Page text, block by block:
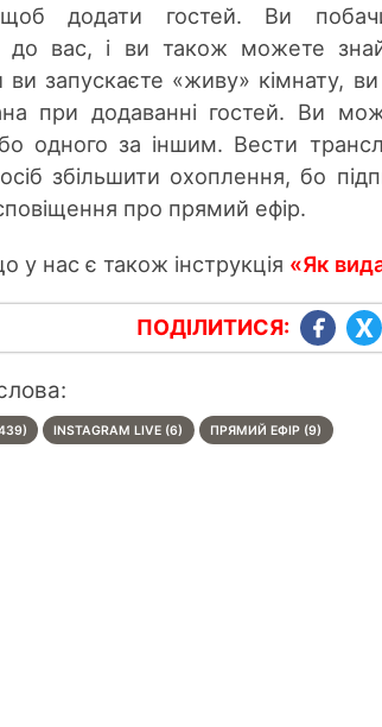
щоб додати гостей. Ви
до вас, і ви також можете
запускаєте «живу» кімнату,
при додаванні гостей. Ви
одного за іншим. Вести
збільшити охоплення, бо
про прямий ефір.
у нас є також інструкція «Як
ПОДІЛИТИСЯ:
INSTAGRAM LIVE (6) ПРЯМИЙ ЕФІР (9)